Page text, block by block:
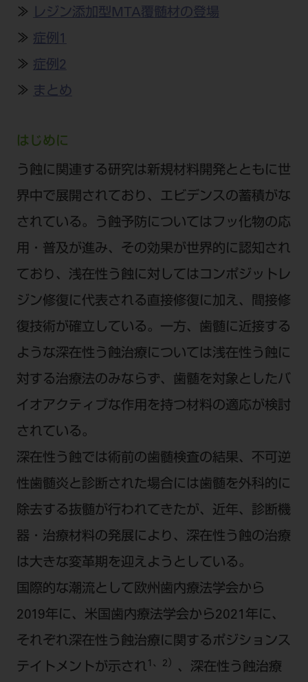
≫
レジン添加型MTA覆髄材の登場
≫ 症例1
≫ 症例2
≫ まとめ
はじめに
う蝕に関連する研究は新規材料開発とともに世
界中で展開されており、エビデンスの蓄積がな
されている。う蝕予防についてはフッ化物の応
用・普及が進み、その効果が世界的に認知され
ており、浅在性う蝕に対してはコンポジットレ
ジン修復に代表される直接修復に加え、間接修
復技術が確立している。一方、歯髄に近接する
ような深在性う蝕治療については浅在性う蝕に
対する治療法のみならず、歯髄を対象としたバ
イオアクティブな作用を持つ材料の適応が検討
されている。
深在性う蝕では術前の歯髄検査の結果、不可逆
性歯髄炎と診断された場合には歯髄を外科的に
除去する抜髄が行われてきたが、近年、診断機
器・治療材料の発展により、深在性う蝕の治療
は大きな変革期を迎えようとしている。
国際的な潮流として欧州歯内療法学会から
2019年に、米国歯内療法学会から2021年に、
それぞれ深在性う蝕治療に関するポジションス
テイトメントが示され 1、2）
、深在性う蝕治療
DMR（ディーエムアール）
モリタカレンダー
東京
愛知
大阪
京都
Digital Seminar
見学予約
メールでのお問い合わせはこちら
電 話 /0800-222-8020（無料）
FAX /0800-222-6480（無料）
IP電話・ひかり電話は繋がらない場合がありま
受付時間 月～金 9:00～17:00 （祝日・夏季休
暇、年末年始を除く）
歯科医療従事者専用窓口となります。
業所へお問い合わせ願います。
企業情報
個人情報保護方針 特定商取引について
ご利用規約 SNSアカウント利用規約
推奨環境 サイトマップ